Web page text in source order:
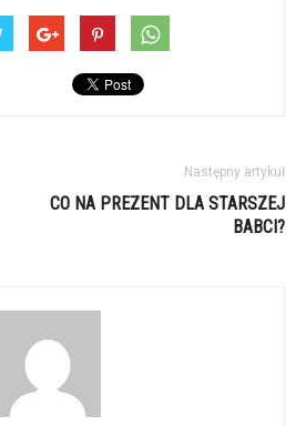
Następny artykuł
CO NA PREZENT DLA STARSZEJ
BABCI?